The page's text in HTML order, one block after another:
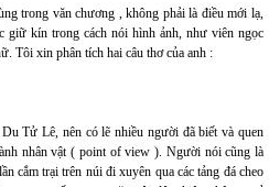
trong văn chương , không phải là điều mới lạ,
kín trong cách nói hình ảnh, như viên ngọc
Tôi xin phân tích hai câu thơ của anh :
Tử Lê, nên có lẽ nhiều người đã biết và quen
nhân vật ( point of view ). Người nói cũng là
cắm trại trên núi đi xuyên qua các tảng đá cheo